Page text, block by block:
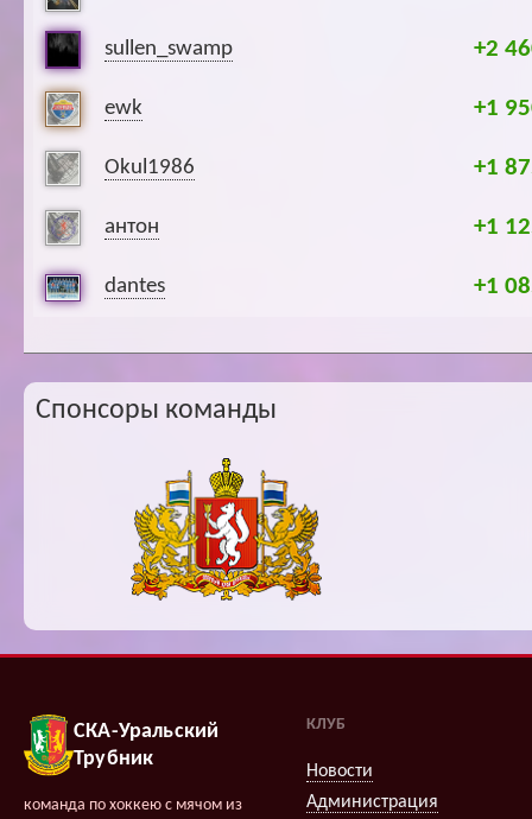
sullen_swamp +2
ewk +1
Okul1986 +1
антон +1
dantes +1
Спонсоры команды
СКА-Уральский
Трубник
команда по хоккею с мячом из
КЛУБ
Новости
Администрация